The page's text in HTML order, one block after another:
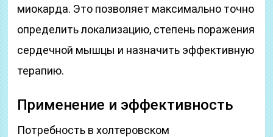
миокарда. Это позволяет максимально точно
определить локализацию, степень поражения
сердечной мышцы и назначить эффективную
терапию.
Применение и эффективность
Потребность в холтеровском